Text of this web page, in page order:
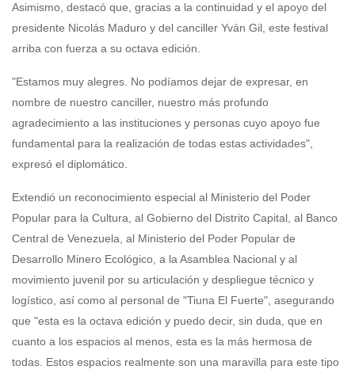
Asimismo, destacó que, gracias a la continuidad y el apoyo del
presidente Nicolás Maduro y del canciller Yván Gil, este festival
arriba con fuerza a su octava edición.
"Estamos muy alegres. No podíamos dejar de expresar, en
nombre de nuestro canciller, nuestro más profundo
agradecimiento a las instituciones y personas cuyo apoyo fue
fundamental para la realización de todas estas actividades",
expresó el diplomático.
Extendió un reconocimiento especial al Ministerio del Poder
Popular para la Cultura, al Gobierno del Distrito Capital, al Banco
Central de Venezuela, al Ministerio del Poder Popular de
Desarrollo Minero Ecológico, a la Asamblea Nacional y al
movimiento juvenil por su articulación y despliegue técnico y
logístico, así como al personal de "Tiuna El Fuerte", asegurando
que "esta es la octava edición y puedo decir, sin duda, que en
cuanto a los espacios al menos, esta es la más hermosa de
todas. Estos espacios realmente son una maravilla para este tipo